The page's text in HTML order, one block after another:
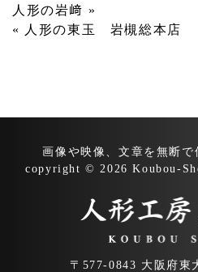
投
稿
ゲ
シ
人形の岩﨑 »
« 人形の東玉 岩槻総本店
画像や映像、文章を無断で
copyright © 2026 Koubou-
〒577-0843 大阪府東